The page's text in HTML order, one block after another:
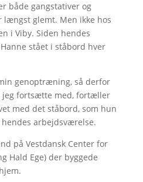
både gangstativer og
glemt. Men ikke hos
i Viby. Siden hendes
stået i ståbord hver
genoptræning, så derfor
jeg fortsætte med, fortæller
med det ståbord, som hun
arbejdsværelse.
på Vestdansk Center for
Hald Ege) der byggede